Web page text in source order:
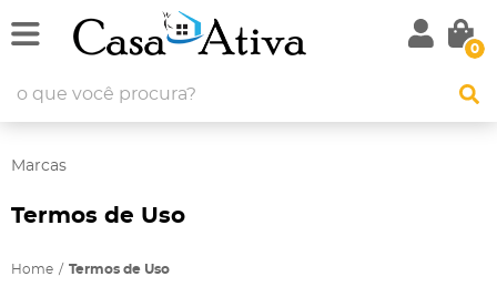
0
Marcas
Termos de Uso
Home Termos de Uso